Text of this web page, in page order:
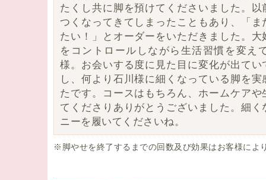
たくし共に脚を預けてくださいました。
つくなってきてしまったこともあり、「
たい！」とオーダーをいただきました。
をコントロールしながら生活習慣を変え
様。お会いする度に見た目に変化が出て
し、何より石川様に細くなっている脚を
たです。コースはもちろん、ホームケア
てくださりありがとうございました。細
ニーを履いてくださいね。
※脚やせを終了するまでの回数及び効果はお客様によ